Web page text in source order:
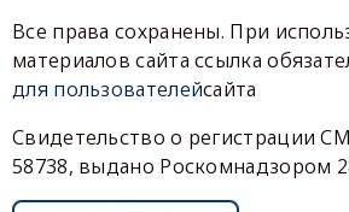
Все права сохранены. При
материалов сайта ссылка
для пользователейсайта
Свидетельство о регистрации
58738, выдано Роскомнадзором